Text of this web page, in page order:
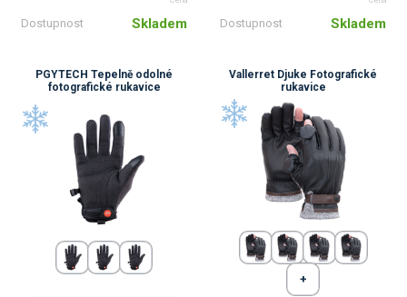
Dostupnost Skladem Dostupnost Skladem
PGYTECH Tepelně odolné
fotografické rukavice
Vallerret Djuke Fotografické
rukavice